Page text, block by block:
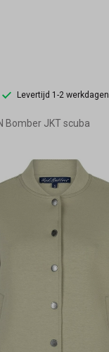
Levertijd 1-2 werkdagen
Bomber JKT scuba